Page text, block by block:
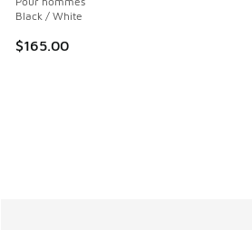
Black / White
$165.00